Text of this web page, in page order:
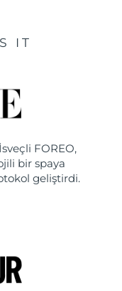
IT
FOREO,
bir spaya
geliştirdi.